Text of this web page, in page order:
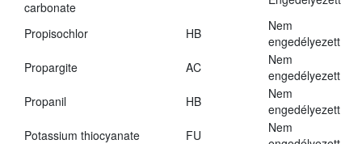
carbonate
Propisochlor HB
Nem
engedélyezett
Propargite
AC
Nem
engedélyezett
Propanil
HB
Nem
engedélyezett
Potassium thiocyanate
FU
Nem